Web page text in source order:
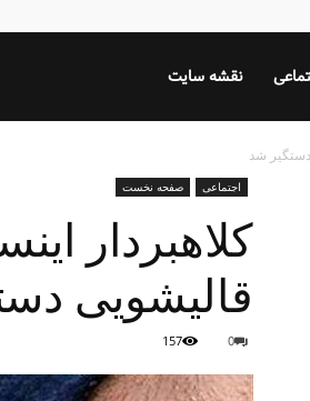
نقشه سایت
دستگیر شد
اجتماعی صفحه نخست
کلاهبردار
قالیشویی
0
157